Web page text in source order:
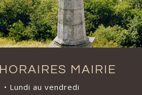
HORAIRES MAIRIE
• Lundi au vendredi